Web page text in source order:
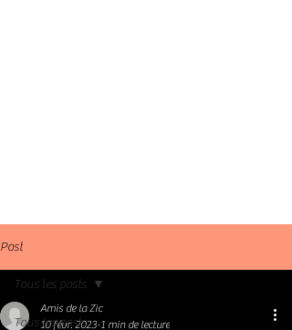
Post
Tous les posts
Tous les posts
Amis de la Zic
10 févr. 2023 1 min de lecture